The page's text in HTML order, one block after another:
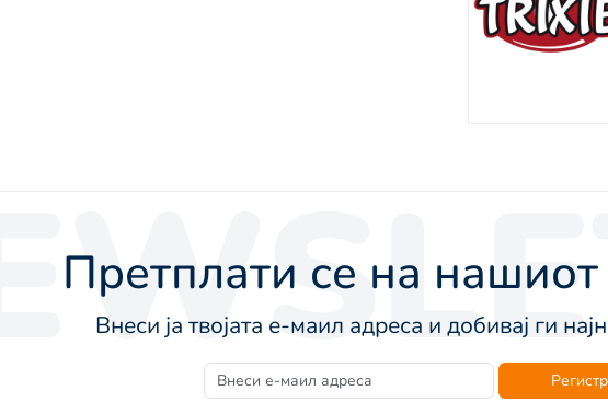
Претплати се на
Внеси ја твојата е-маил адреса и добивај ги